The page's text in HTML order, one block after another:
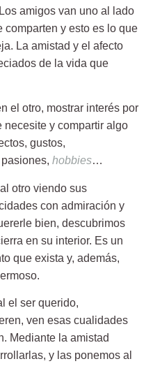
amigos van uno al lado
y esto es lo que
La amistad y el afecto
de la vida que
el otro, mostrar interés por
necesite y compartir algo
gustos,
hobbies…
otro viendo sus
con admiración y
bien, descubrimos
en su interior. Es un
que exista y, además,
el ser querido,
ven esas cualidades
Mediante la amistad
y las ponemos al